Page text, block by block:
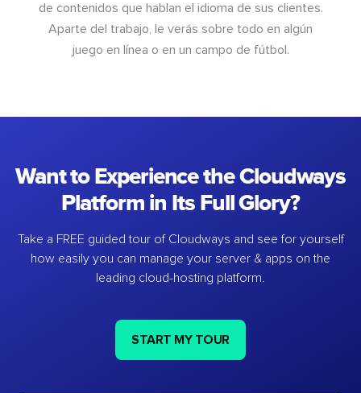
de contenidos que hablan el idioma de sus clientes.
Aparte del trabajo, le verás sobre todo en algún
juego en línea o en un campo de fútbol.
Want to Experience the Cloudways
Platform in Its Full Glory?
Take a FREE guided tour of Cloudways and see for yourself
how easily you can manage your server & apps on the
leading cloud-hosting platform.
START MY TOUR